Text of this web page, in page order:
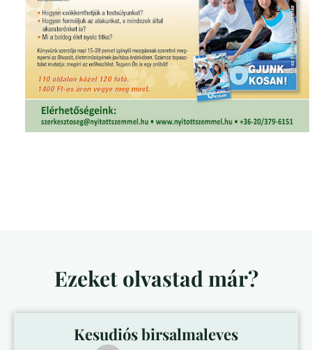
Ezeket olvastad már?
Kesudiós birsalmaleves